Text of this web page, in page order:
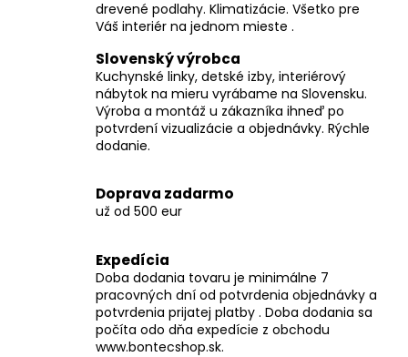
c
e
p
r
v
v
ý
u
drevené podlahy. Klimatizácie. Všetko pre
Váš interiér na jednom mieste .
Slovenský výrobca
Kuchynské linky, detské izby, interiérový
nábytok na mieru vyrábame na Slovensku.
Výroba a montáž u zákazníka ihneď po
potvrdení vizualizácie a objednávky. Rýchle
dodanie.
Doprava zadarmo
už od 500 eur
Expedícia
Doba dodania tovaru je minimálne 7
pracovných dní od potvrdenia objednávky a
potvrdenia prijatej platby . Doba dodania sa
počíta odo dňa expedície z obchodu
www.bontecshop.sk.